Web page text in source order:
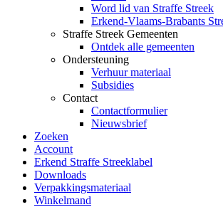
Word lid van Straffe Streek
Erkend-Vlaams-Brabants
Straffe Streek Gemeenten
Ontdek alle gemeenten
Ondersteuning
Verhuur materiaal
Subsidies
Contact
Contactformulier
Nieuwsbrief
Zoeken
Account
Erkend Straffe Streeklabel
Downloads
Verpakkingsmateriaal
Winkelmand